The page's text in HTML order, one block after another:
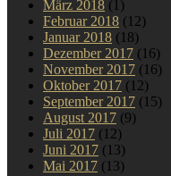
März 2018 (1)
Februar 2018 (12)
Januar 2018 (18)
Dezember 2017 (16)
November 2017 (16)
Oktober 2017 (12)
September 2017 (15)
August 2017 (9)
Juli 2017 (12)
Juni 2017 (13)
Mai 2017 (13)